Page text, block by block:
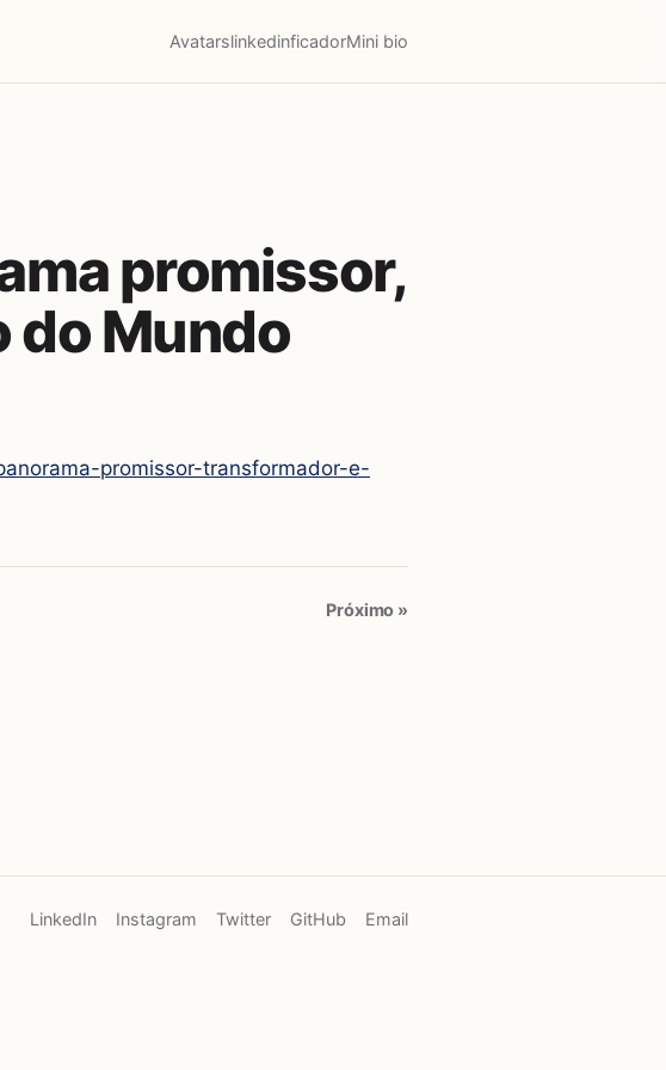
AvatarslinkedinficadorMini bio
promissor,
do Mundo
promissor-transformador-e-
Próximo »
LinkedIn Instagram Twitter GitHub Email